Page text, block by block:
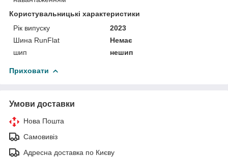
Користувальницькі характеристики
Рік випуску
2023
Шина RunFlat
Немає
шип
нешип
Приховати
Умови доставки
Нова Пошта
Самовивіз
Адресна доставка по Києву